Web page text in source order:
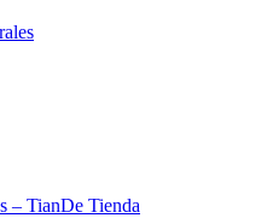
– TianDe Tienda